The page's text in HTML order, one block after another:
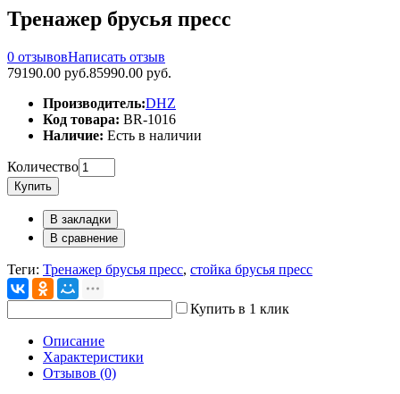
Тренажер брусья пресс
0 отзывовНаписать отзыв
79190.00 руб.85990.00 руб.
Производитель:DHZ
Код товара: BR-1016
Наличие: Есть в наличии
Количество
Купить
В закладки
В сравнение
Теги: Тренажер брусья пресс, стойка брусья пресс
Купить в 1 клик
Описание
Характеристики
Отзывов (0)